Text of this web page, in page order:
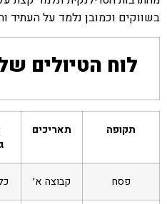
בשווקים וכמובן נלמד על העתיד
לוח הטיולים
תקופה תאריכים
פסח קבוצה א׳